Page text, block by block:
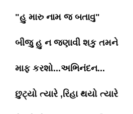
"હુ મારુ નામ જ બતાવુ"
બીજુ હુ ન જણાવી શકુ તમને
માફ કરશો...અભિનંદન...
છુટ્યો ત્યારે ,રિહા થયો ત્યારે